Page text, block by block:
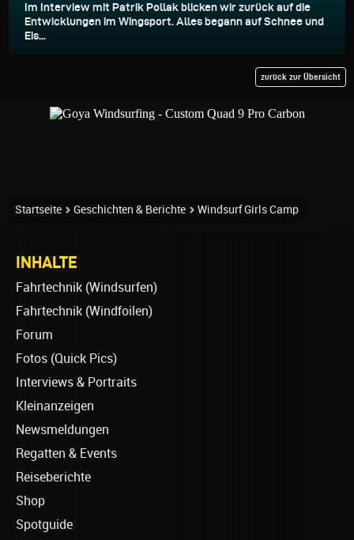
Im Interview mit Patrik Pollak blicken wir zurück auf die
Entwicklungen im Wingsport. Alles begann auf Schnee und
Eis...
zurück zur Übersicht
Startseite Geschichten & Berichte Windsurf Girls Camp
INHALTE
Fahrtechnik (Windsurfen)
Fahrtechnik (Windfoilen)
Forum
Fotos (Quick Pics)
Interviews & Portraits
Kleinanzeigen
Newsmeldungen
Regatten & Events
Reiseberichte
Shop
Spotguide